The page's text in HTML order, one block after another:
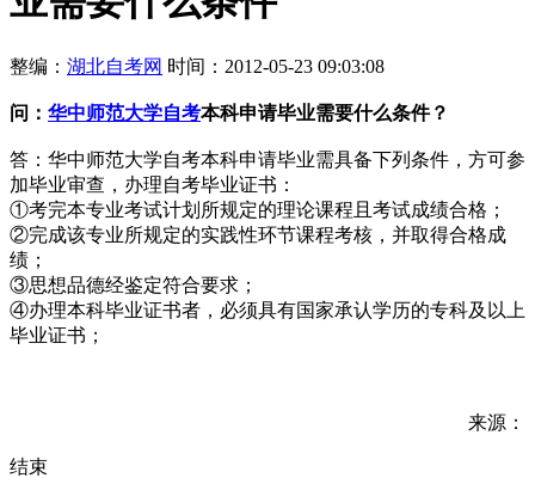
整编： 湖北自考网 时间：2012-05-23 09:03:08
问： 华中师范大学自考本科申请毕业需要什么条件？
答：华中师范大学自考本科申请毕业需具备下列条件，方可参
加毕业审查，办理自考毕业证书：
①考完本专业考试计划所规定的理论课程且考试成绩合格；
②完成该专业所规定的实践性环节课程考核，并取得合格成
绩；
③思想品德经鉴定符合要求；
④办理本科毕业证书者，必须具有国家承认学历的专科及以上
毕业证书；
来源：
结束